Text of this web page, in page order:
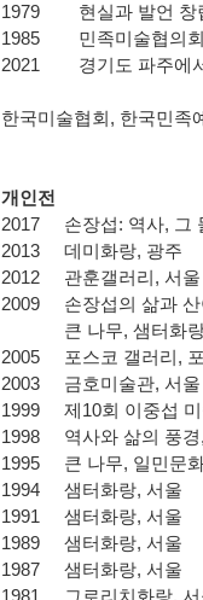
1979 현실과 발언 창
1985 민족미술협의
2021 경기도 파주에
한국미술협회, 한국민족
개인전
2017 손장섭: 역사, 그
2013 데미화랑, 광주
2012 관훈갤러리, 서울
2009 손장섭의 삶과
큰 나무, 샘터화
2005
포스코 갤러리,
2003 금호미술관, 서울
1999 제10회 이중섭
1998 역사와 삶의 풍경,
1995 큰 나무, 일민문
1994 샘터화랑, 서울
1991 샘터화랑, 서울
1989 샘터화랑, 서울
1987 샘터화랑, 서울
1981
그로리치화랑,